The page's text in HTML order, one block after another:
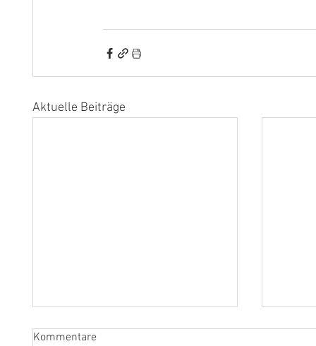
Aktuelle Beiträge
Kommentare